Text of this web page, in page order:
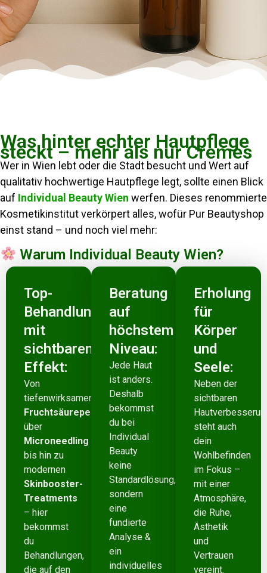
Was hinter echter Hautpflege
steckt – mehr als nur Cremes
Wer in Wien lebt oder die Stadt besucht und Wert auf
qualitativ hochwertige Hautpflege legt, sollte einen Blick
auf Individual Beauty Wien werfen. Dieses renommierte
Kosmetikinstitut verkörpert alles, wofür Pur Beautyshop
einst stand – und noch viel mehr:
Warum Individual Beauty Wien?
Top-
Behandlungen
mit
sichtbarem
Effekt:
Von
tiefenwirksamen
Fruchtsäurepeelings
über
Microneedling
bis hin zu
modernen
Skinbooster-
Treatments
– hier
bekommst
du
Behandlungen,
die auf den
Beratung
auf
höchstem
Niveau:
Jede Haut
ist anders.
Deshalb
bekommst
du bei
Individual
Beauty
keine
Standardlösung,
sondern
eine
fundierte
Analyse &
ein
individuelles
Erholung
für
Körper
und
Seele:
Neben der
sichtbaren
steht auch
dein
Wohlbefinden
im Fokus –
mit einer
Atmosphäre,
die Ruhe,
Ästhetik
und
Vertrauen
vereint.